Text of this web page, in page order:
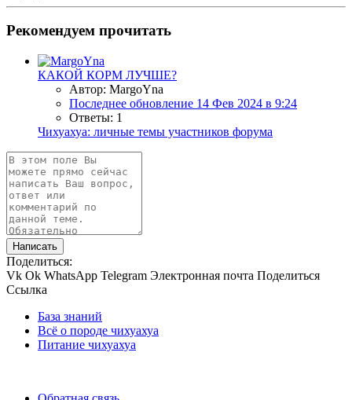
Рекомендуем прочитать
КАКОЙ КОРМ ЛУЧШЕ?
Автор: MargoYna
Последнее обновление 14 Фев 2024 в 9:24
Ответы: 1
Чихуахуа: личные темы участников форума
Написать
Поделиться:
Vk Ok WhatsApp Telegram Электронная почта Поделиться
Ссылка
База знаний
Всё о породе чихуахуа
Питание чихуахуа